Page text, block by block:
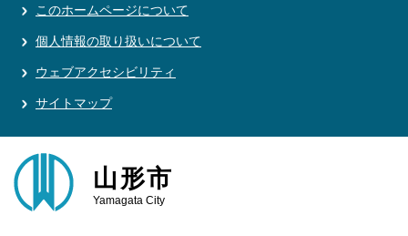
このホームページについて
個人情報の取り扱いについて
ウェブアクセシビリティ
サイトマップ
山形市
Yamagata City